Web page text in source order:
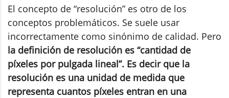
El concepto de “resolución” es otro de los
conceptos problemáticos. Se suele usar
incorrectamente como sinónimo de calidad. Pero
la definición de resolución es “cantidad de
píxeles por pulgada lineal”. Es decir que la
resolución es una unidad de medida que
representa cuantos píxeles entran en una